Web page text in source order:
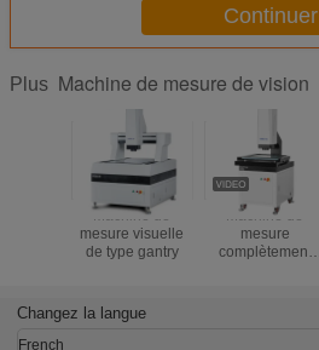
Continuer
Plus Machine de mesure de vision
Machine de
mesure visuelle
de type gantry
Machine de
mesure
complètement
Changez la langue
French